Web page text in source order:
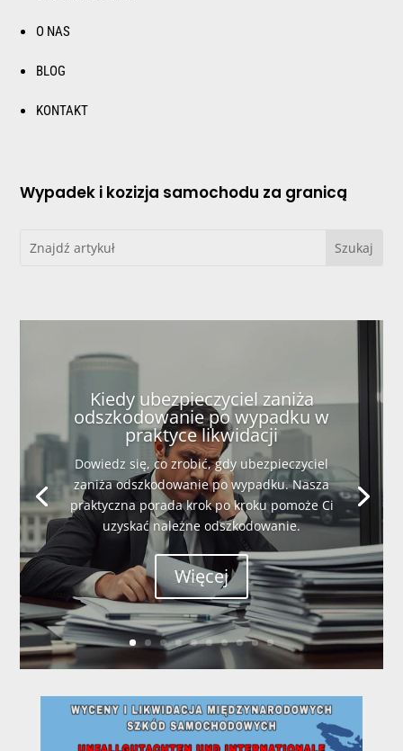
O NAS
BLOG
KONTAKT
Wypadek i kozizja samochodu za granicą
Kiedy ubezpieczyciel zaniża
odszkodowanie po wypadku w
praktyce likwidacji
Dowiedz się, co zrobić, gdy ubezpieczyciel
zaniża odszkodowanie po wypadku. Nasza
praktyczna porada krok po kroku pomoże Ci
uzyskać należne odszkodowanie.
Więcej